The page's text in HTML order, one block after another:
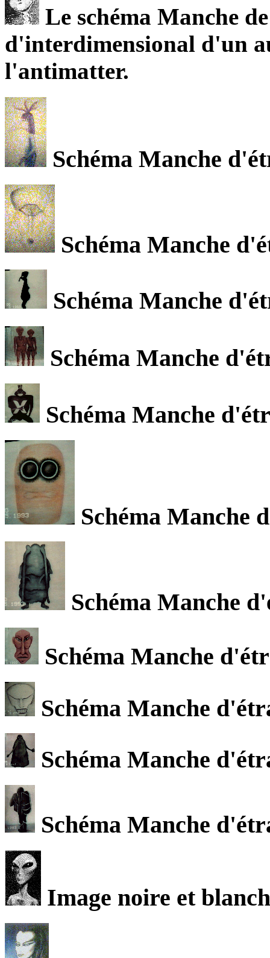
Le schéma Manche
d'interdimensional d'un
l'antimatter.
Schéma Manche
Schéma Manche
Schéma Manche
Schéma Manche
Schéma Manche
Schéma Manche
Schéma Manche
Schéma Manche
Schéma Manche
Schéma Manche
Schéma Manche
Image noire et